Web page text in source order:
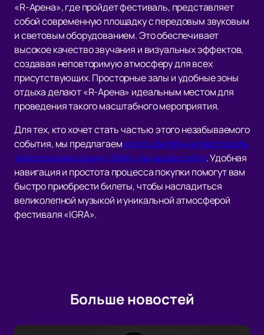
«R-Арена», где пройдет фестиваль, представляет
собой современную площадку с передовым звуковым
и световым оборудованием. Это обеспечивает
высокое качество звучания и визуальных эффектов,
создавая неповторимую атмосферу для всех
присутствующих. Просторные залы и удобные зоны
отдыха делают «R-Арена» идеальным местом для
проведения такого масштабного мероприятия.
Для тех, кто хочет стать частью этого незабываемого
события, мы предлагаемкупить билеты на фестиваль
электронной музыки «IGRA» на нашем сайте. Удобная
навигация и простота процесса покупки помогут вам
быстро приобрести билеты, чтобы насладиться
великолепной музыкой и уникальной атмосферой
фестиваля «IGRA».
Больше новостей